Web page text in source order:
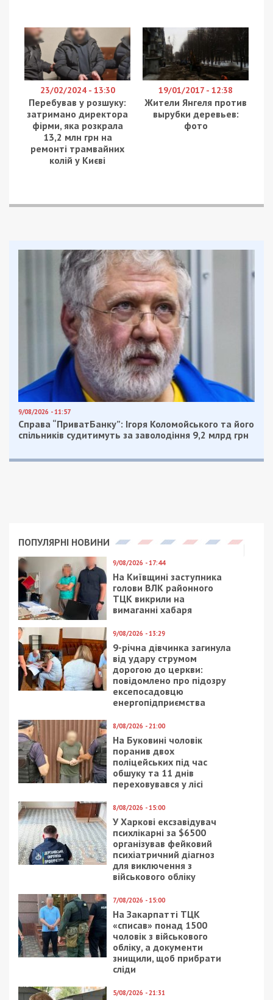
23/02/2024 - 13:30
Перебував у розшуку:
затримано директора
фірми, яка розкрала
13,2 млн грн на
ремонті трамвайних
колій у Києві
19/01/2017 - 12:38
Жители Янгеля против
вырубки деревьев:
фото
9/08/2026 - 11:57
Справа “ПриватБанку”: Ігоря Коломойського та його
спільників судитимуть за заволодіння 9,2 млрд грн
ПОПУЛЯРНІ НОВИНИ
9/08/2026 - 17:44
На Київщині заступника
голови ВЛК районного
ТЦК викрили на
вимаганні хабаря
9/08/2026 - 13:29
9-річна дівчинка загинула
від удару струмом
дорогою до церкви:
повідомлено про підозру
ексепосадовцю
енергопідприємства
8/08/2026 - 21:00
На Буковині чоловік
поранив двох
поліцейських під час
обшуку та 11 днів
переховувався у лісі
8/08/2026 - 15:00
У Харкові ексзавідувач
психлікарні за $6500
організував фейковий
психіатричний діагноз
для виключення з
військового обліку
7/08/2026 - 15:00
На Закарпатті ТЦК
«списав» понад 1500
чоловік з військового
обліку, а документи
знищили, щоб прибрати
сліди
5/08/2026 - 21:31